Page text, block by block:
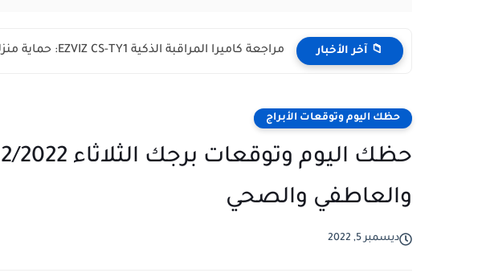
📁 آخر الأخبار مراجعة راديو جولون الأصلي: راديو كلاسيكي يعمل
حظك اليوم وتوقعات الأبراج
والعاطفي والصحي
ديسمبر 5, 2022